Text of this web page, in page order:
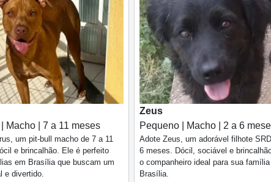
Macho | 7 a 11 meses
um pit-bull macho de 7 a 11
e brincalhão. Ele é perfeito
em Brasília que buscam um
e divertido.
Zeus
Pequeno | Macho | 2 a 6
Adote Zeus, um adorável filhote
6 meses. Dócil, sociável e
o companheiro ideal para sua família
Brasília.